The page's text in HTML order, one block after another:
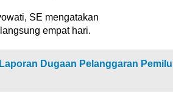
SE mengatakan
empat hari.
Dugaan Pelanggaran